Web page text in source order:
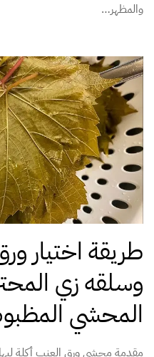
والمظهر…
طريقة اختيار
وسلقه زي
المحشي
مقدمة محشي ورق العنب أكلة